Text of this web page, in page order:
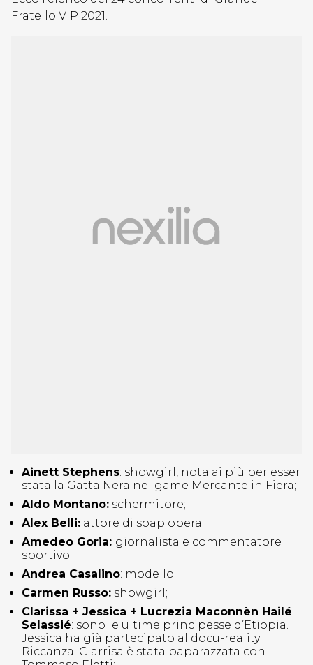
Fratello VIP 2021.
Ainett Stephens: showgirl, nota ai più per esser
stata la Gatta Nera nel game Mercante in Fiera;
Aldo Montano: schermitore;
Alex Belli: attore di soap opera;
Amedeo Goria: giornalista e commentatore
sportivo;
Andrea Casalino: modello;
Carmen Russo: showgirl;
Clarissa + Jessica + Lucrezia Maconnèn Hailé
Selassié: sono le ultime principesse d’Etiopia.
Jessica ha già partecipato al docu-reality
Riccanza. Clarrisa è stata paparazzata con